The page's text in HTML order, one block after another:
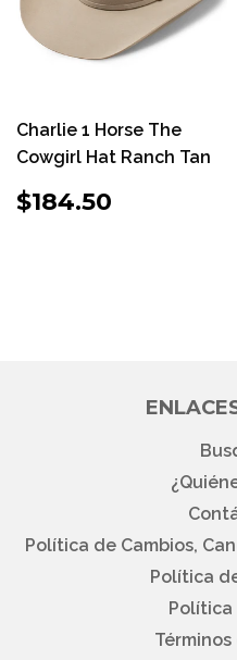
Charlie 1 Horse The
Cowgirl Hat Ranch Tan
PRECIO
HABITUAL
$184.50
Política de Cambios,
Política
Política